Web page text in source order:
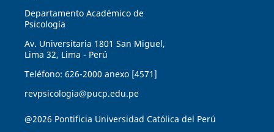
Departamento Académico de
Psicología
Av. Universitaria 1801 San Miguel,
Lima 32, Lima - Perú
Teléfono: 626-2000 anexo [4571]
revpsicologia@pucp.edu.pe
@2026 Pontificia Universidad Católica del Perú